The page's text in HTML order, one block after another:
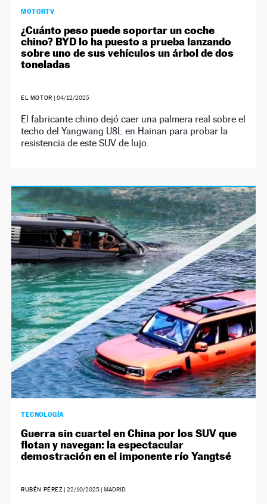
MOTORTV
¿Cuánto peso puede soportar un coche
chino? BYD lo ha puesto a prueba lanzando
sobre uno de sus vehículos un árbol de dos
toneladas
EL MOTOR | 04/12/2025
El fabricante chino dejó caer una palmera real sobre el
techo del Yangwang U8L en Hainan para probar la
resistencia de este SUV de lujo.
TECNOLOGÍA
Guerra sin cuartel en China por los SUV que
flotan y navegan: la espectacular
demostración en el imponente río Yangtsé
RUBÉN PÉREZ |22/10/2025 | MADRID